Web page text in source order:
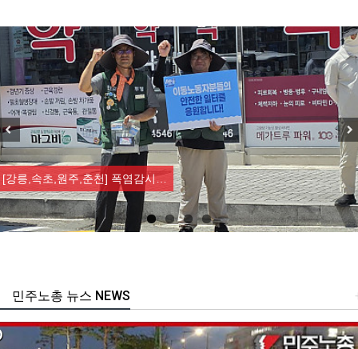
[강릉,속초,원주,춘천] 폭염감시…
주노총 뉴스 NEWS